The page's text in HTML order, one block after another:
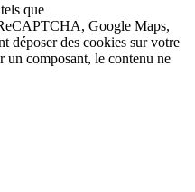
que
Google Maps,
déposer des cookies sur votre
un composant, le contenu ne